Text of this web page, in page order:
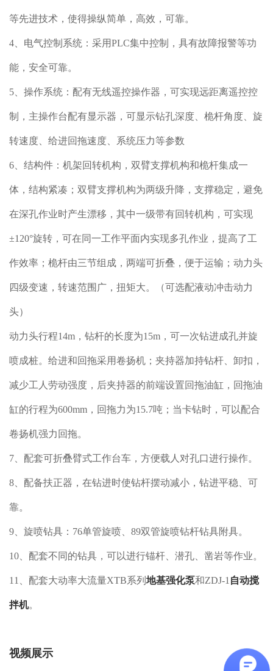
等先进技术，使得操纵简单，高效，可靠。
4、电气控制系统：采用PLC集中控制，具有故障报警等功
能，安全可靠。
5、操作系统：配有无线遥控操作器，可实现远距离遥控控
制，主操作台配有显示器，可显示钻孔深度、桅杆角度、旋
转速度、给进回拖速度、系统压力等参数
6、结构件：机架回转机构，双臂支撑机构和桅杆集成一
体，结构紧凑；双臂支撑机构为两级升降，支撑稳定，避免
在深孔作业时产生漂移，其中一级带有回转机构，可实现
±120°旋转，可在同一工作平面内实现多孔作业，提高了工
作效率；桅杆由三节组成，两端可折叠，便于运输；动力头
四级变速，转速范围广，扭矩大。（可选配液动冲击动力
头）
动力头行程14m，钻杆的长度为15m，可一次钻进成孔并旋
喷成桩。给进和回拖采用卷扬机；夹持器加持钻杆、卸扣，
减少工人劳动强度，后夹持器的前端设置回拖油缸，回拖油
缸的行程为600mm，回拖力为15.7吨；当卡钻时，可以配合
卷扬机强力回拖。
7、配套可折叠臂式工作台车，方便载人对孔口进行操作。
8、配备扶正器，在钻进时使钻杆摆动减小，钻进平稳、可
靠。
9、旋喷钻具：76单管旋喷、89双管旋喷钻杆钻具附具。
10、配套不同的钻具，可以进行锚杆、潜孔、凿岩等作业。
11、配套大动率大流量XTB系列 地基强化泵和ZDJ-1 自动搅
拌机。
视频展示